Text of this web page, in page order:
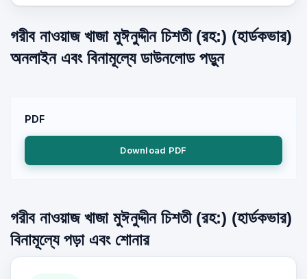
গরীব নাওয়াজ খাজা মুঈনুদ্দীন চিশতী (রহ:) (হার্ডকভার)
অনলাইন এবং বিনামূল্যে ডাউনলোড পড়ুন
PDF
Download PDF
গরীব নাওয়াজ খাজা মুঈনুদ্দীন চিশতী (রহ:) (হার্ডকভার)
বিনামূল্যে পড়া এবং শোনার